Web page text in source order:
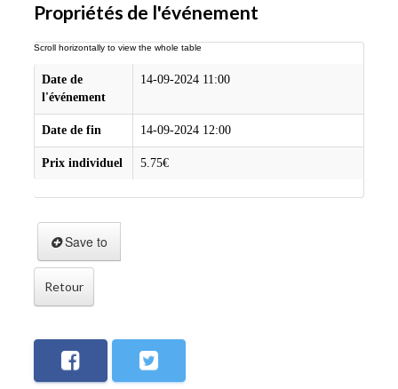
Propriétés de l'événement
Date de
l'événement
14-09-2024 11:00
Date de fin 14-09-2024 12:00
Prix individuel 5.75€
Save to
Retour